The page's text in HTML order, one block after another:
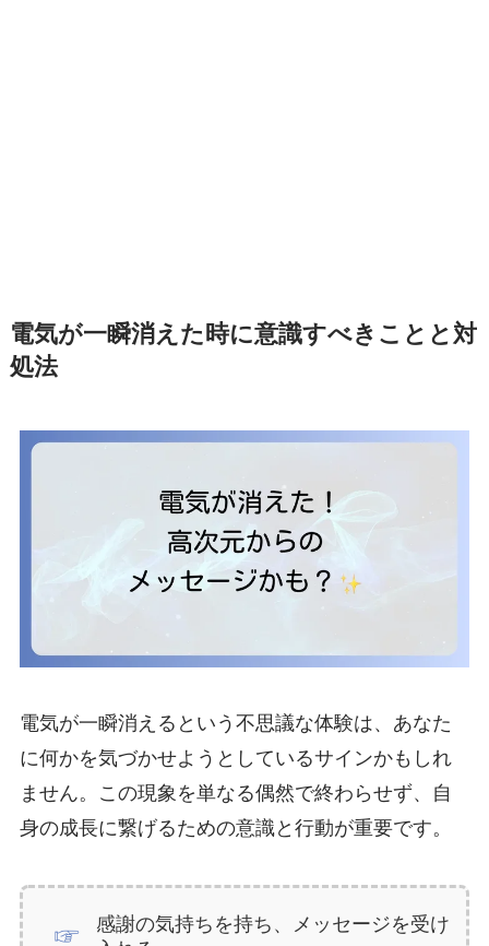
電気が一瞬消えた時に意識すべきことと対
処法
電気が一瞬消えるという不思議な体験は、あなた
に何かを気づかせようとしているサインかもしれ
ません。この現象を単なる偶然で終わらせず、自
身の成長に繋げるための意識と行動が重要です。
感謝の気持ちを持ち、メッセージを受け